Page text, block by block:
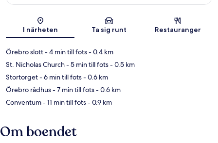
Karta
I närheten Ta sig runt Restauranger
Örebro slott- 4 min till fots- 0.4 km
St. Nicholas Church- 5 min till fots- 0.5 km
Stortorget- 6 min till fots- 0.6 km
Örebro rådhus- 7 min till fots- 0.6 km
Conventum- 11 min till fots- 0.9 km
Om boendet